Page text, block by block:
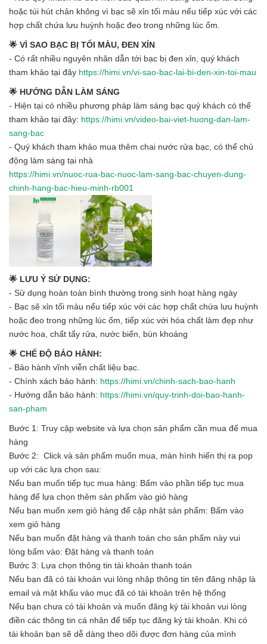
hoặc túi hút chân không vì bạc sẽ xỉn tối màu nếu tiếp xúc với các
hợp chất chứa lưu huỳnh hoặc đeo trong những lúc ốm.
🌟 VÌ SAO BẠC BỊ TỐI MÀU, ĐEN XỈN
- Có rất nhiều nguyên nhân dẫn tới bạc bị đen xỉn, quý khách
tham khảo tại đây https://himi.vn/vi-sao-bac-lai-bi-den-xin-toi-mau
🌟 HƯỚNG DẪN LÀM SÁNG
- Hiện tại có nhiều phương pháp làm sáng bạc quý khách có thể
tham khảo tại đây: https://himi.vn/video-bai-viet-huong-dan-lam-
sang-bac
- Quý khách tham khảo mua thêm chai nước rửa bạc, có thể chủ
động làm sáng tại nhà
https://himi.vn/nuoc-rua-bac-nuoc-lam-sang-bac-chuyen-dung-
chinh-hang-bac-hieu-minh-rb001
🌟 LƯU Ý SỬ DỤNG:
- Sử dụng hoàn toàn bình thường trong sinh hoạt hàng ngày
- Bạc sẽ xỉn tối màu nếu tiếp xúc với các hợp chất chứa lưu huỳnh
hoặc đeo trong những lúc ốm, tiếp xúc với hóa chất làm đẹp như
nước hoa, chất tẩy rửa, nước biển, bùn khoáng
🌟 CHẾ ĐỘ BẢO HÀNH:
- Bảo hành vĩnh viễn chất liệu bạc.
- Chính xách bảo hành: https://himi.vn/chinh-sach-bao-hanh
- Hướng dẫn bảo hành: https://himi.vn/quy-trinh-doi-bao-hanh-
san-pham
Bước 1: Truy cập website và lựa chọn sản phẩm cần mua để mua
hàng
Bước 2: Click và sản phẩm muốn mua, màn hình hiển thị ra pop
up với các lựa chọn sau:
Nếu bạn muốn tiếp tục mua hàng: Bấm vào phần tiếp tục mua
hàng để lựa chọn thêm sản phẩm vào giỏ hàng
Nếu bạn muốn xem giỏ hàng để cập nhật sản phẩm: Bấm vào
xem giỏ hàng
Nếu bạn muốn đặt hàng và thanh toán cho sản phẩm này vui
lòng bấm vào: Đặt hàng và thanh toán
Bước 3: Lựa chọn thông tin tài khoản thanh toán
Nếu bạn đã có tài khoản vui lòng nhập thông tin tên đăng nhập là
email và mật khẩu vào mục đã có tài khoản trên hệ thống
Nếu bạn chưa có tài khoản và muốn đăng ký tài khoản vui lòng
điền các thông tin cá nhân để tiếp tục đăng ký tài khoản. Khi có
tài khoản bạn sẽ dễ dàng theo dõi được đơn hàng của mình